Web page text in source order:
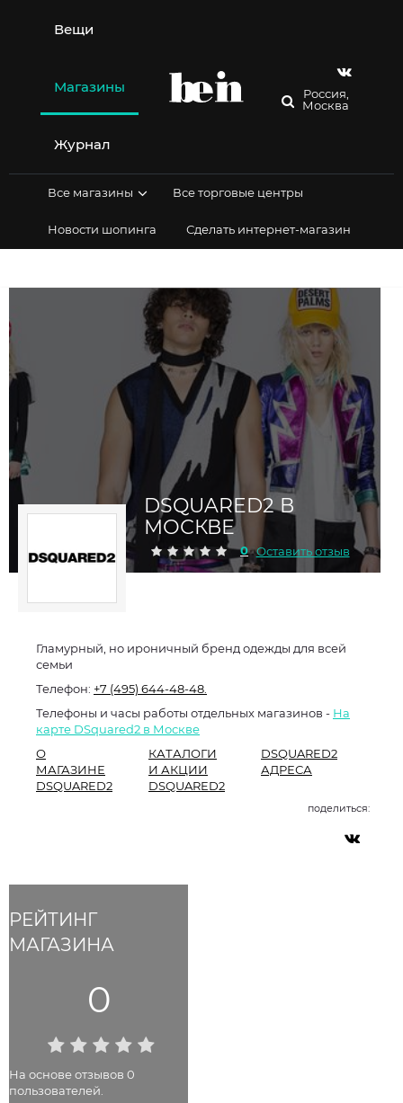
содержимому
Вещи
Магазины
Журнал
Россия,
Москва
Все магазины Все торговые центры
Новости шопинга Сделать интернет-магазин
DSQUARED2 В
МОСКВЕ
0 Оставить отзыв
РЕЙТИНГ
МАГАЗИНА
0
На основе отзывов 0
пользователей.
Гламурный, но ироничный бренд одежды для всей
семьи
Телефон: +7 (495) 644-48-48.
Телефоны и часы работы отдельных магазинов - На
карте DSquared2 в Москве
О
МАГАЗИНЕ
DSQUARED2
КАТАЛОГИ
И АКЦИИ
DSQUARED2
DSQUARED2
АДРЕСА
поделиться: